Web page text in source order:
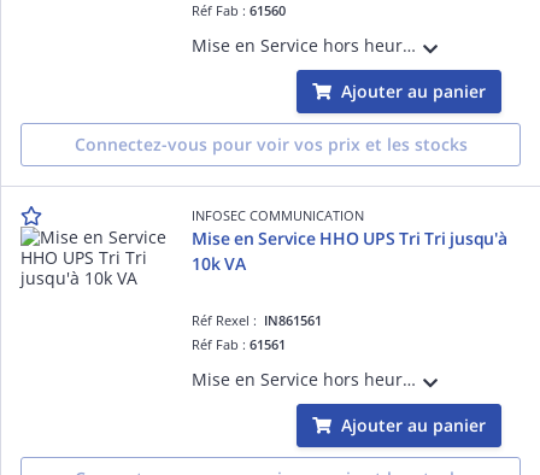
Réf Fab :61560
Mise en Service hors heures ouvrées Onduleur Tri Mono entre 30 et 40k VA (D365) Hors Manutention, Enlèvement, Recyclage sur toutes les refs
Ajouter au panier
Connectez-vous pour voir vos prix et les stocks
INFOSEC COMMUNICATION
Mise en Service HHO UPS Tri Tri jusqu'à
10k VA
Réf Rexel : IN861561
Réf Fab :61561
Mise en Service hors heures ouvrées Onduleur Tri Tri jusqu'à 10k VA (D365) Hors Manutention, Enlèvement, Recyclage sur toutes les refs
Ajouter au panier